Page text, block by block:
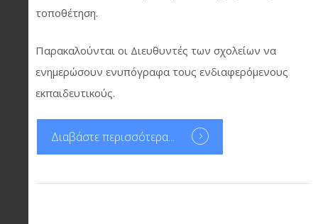
τοποθέτηση.
Παρακαλούνται οι Διευθυντές των σχολείων να
ενημερώσουν ενυπόγραφα τους ενδιαφερόμενους
εκπαιδευτικούς.
Διαβάστε περισσότερα...